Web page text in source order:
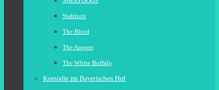
Stahlzeit
The Blind
The Answer
The White Buffalo
Komödie im Bayerischen Hof